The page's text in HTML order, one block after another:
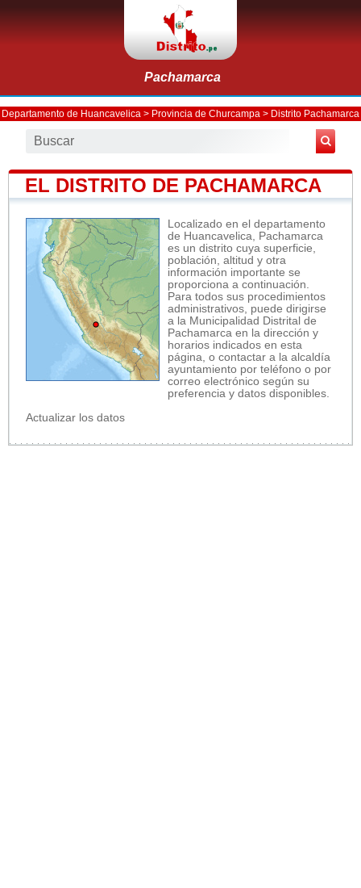
Pachamarca
Departamento de Huancavelica > Provincia de Churcampa > Distrito Pachamarca
EL DISTRITO DE PACHAMARCA
Localizado en el departamento
de Huancavelica, Pachamarca
es un distrito cuya superficie,
población, altitud y otra
información importante se
proporciona a continuación.
Para todos sus procedimientos
administrativos, puede dirigirse
a la Municipalidad Distrital de
Pachamarca en la dirección y
horarios indicados en esta
página, o contactar a la alcaldía
ayuntamiento por teléfono o por
correo electrónico según su
preferencia y datos disponibles.
Actualizar los datos